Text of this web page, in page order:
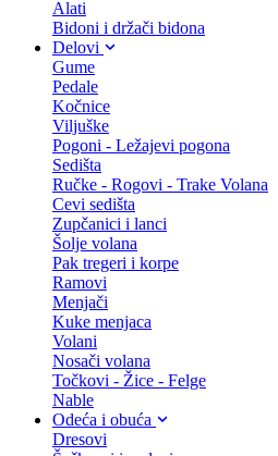
Alati
Bidoni i držači bidona
Delovi
Gume
Pedale
Kočnice
Viljuške
Pogoni - Ležajevi pogona
Sedišta
Ručke - Rogovi - Trake Volana
Cevi sedišta
Zupčanici i lanci
Šolje volana
Pak tregeri i korpe
Ramovi
Menjači
Kuke menjaca
Volani
Nosači volana
Točkovi - Žice - Felge
Nable
Odeća i obuća
Dresovi